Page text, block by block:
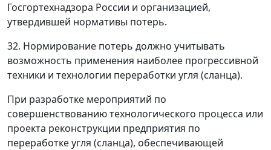
Госгортехнадзора России и организацией,
утвердившей нормативы потерь.
32. Нормирование потерь должно учитывать
возможность применения наиболее прогрессивной
техники и технологии переработки угля (сланца).
При разработке мероприятий по
совершенствованию технологического процесса или
проекта реконструкции предприятия по
переработке угля (сланца), обеспечивающей